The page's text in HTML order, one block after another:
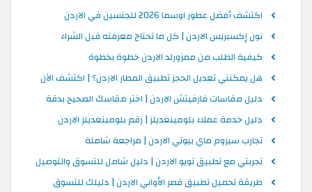
اكتشف أفضل عطور اوسما 2026 للجنسين في الاردن
نون إكسبريس الاردن | كل ما تحتاج معرفته قبل الشراء
كيفية الطلب من ممزورلد الاردن خطوة بخطوة
هل يمكنني تعديل الحجز تطبيق المطار الاردن؟ | اكتشف الآن
دليل مقاسات فارفيتش الاردن | اختر مقاسك الصحيح بدقة
دليل خدمة عملاء بلومينغديلز | رقم بلومينغديلز الاردن
تجارب سيروم ماي بيوتي الاردن | مراجعة شاملة
تجربتي مع تطبيق تويو الاردن | دليل شامل للتسوق والتوصيل
طريقة تحميل تطبيق قصر الأواني الاردن | دليلك للتسوق